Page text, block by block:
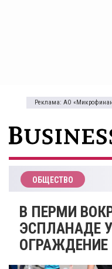
Реклама: АО
ОБЩЕСТВО
В ПЕРМИ
ЭСПЛАНАДЕ
ОГРАЖДЕНИЕ